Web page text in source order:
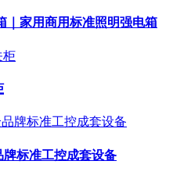
｜家用商用标准照明强电箱
标准工控成套设备